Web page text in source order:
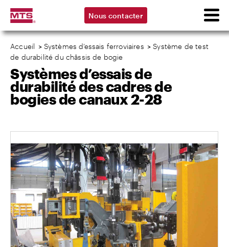
Nous contacter
Accueil > Systèmes d’essais ferroviaires >Système de test
de durabilité du châssis de bogie
Systèmes d’essais de
durabilité des cadres de
bogies de canaux 2-28